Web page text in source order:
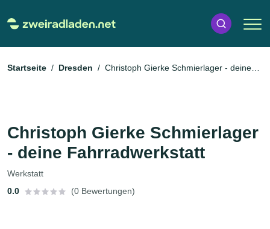
Startseite Dresden
Christoph Gierke Schmierlager - deine
Christoph Gierke Schmierlager
- deine Fahrradwerkstatt
Werkstatt
0.0
(0 Bewertungen)